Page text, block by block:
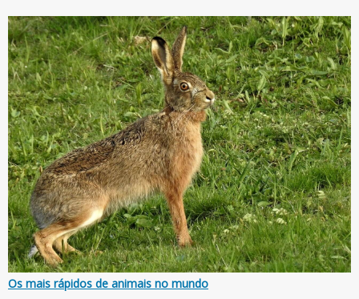
Os mais rápidos de animais no mundo